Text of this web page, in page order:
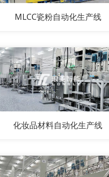
MLCC瓷粉自动化生产线
化妆品材料自动化生产线